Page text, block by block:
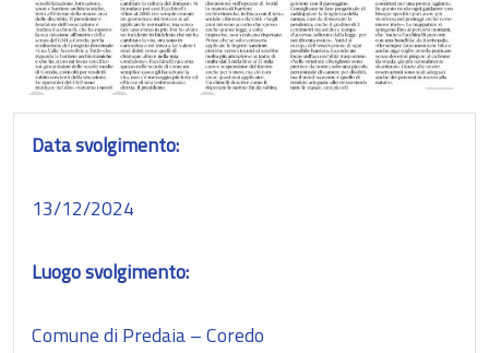
Data svolgimento:
13/12/2024
Luogo svolgimento:
Comune di Predaia – Coredo